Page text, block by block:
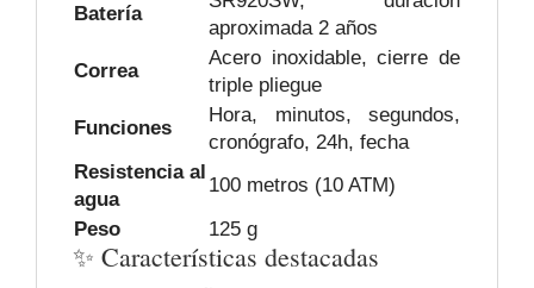
Batería
aproximada 2 años
Correa
Acero inoxidable, cierre de
triple pliegue
Funciones
Hora, minutos, segundos,
cronógrafo, 24h, fecha
Resistencia al
agua
100 metros (10 ATM)
Peso
125 g
✨ Características destacadas